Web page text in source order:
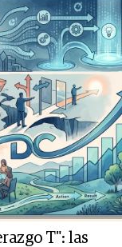
T": las